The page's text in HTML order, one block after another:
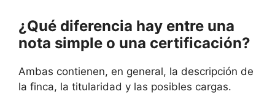
¿Qué diferencia hay entre una
nota simple o una certificación?
Ambas contienen, en general, la descripción de
la finca, la titularidad y las posibles cargas.